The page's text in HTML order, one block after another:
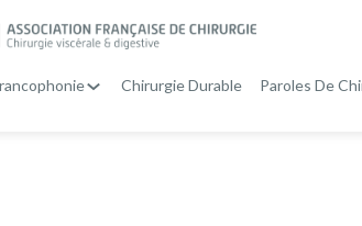
Chirurgie Durable Paroles De